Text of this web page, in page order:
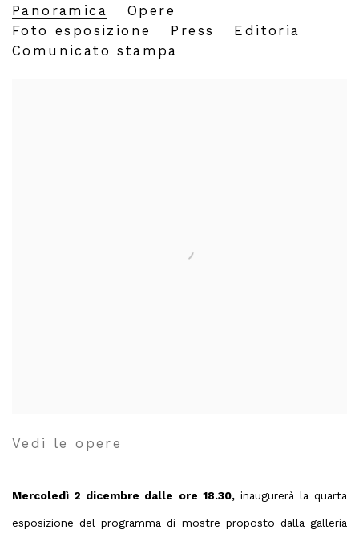
Panoramica
Opere
Foto esposizione
Press
Editoria
Comunicato stampa
Vedi le opere
Mercoledì 2 dicembre dalle ore 18.30,inaugurerà la quarta
esposizione del programma di mostre proposto dalla galleria